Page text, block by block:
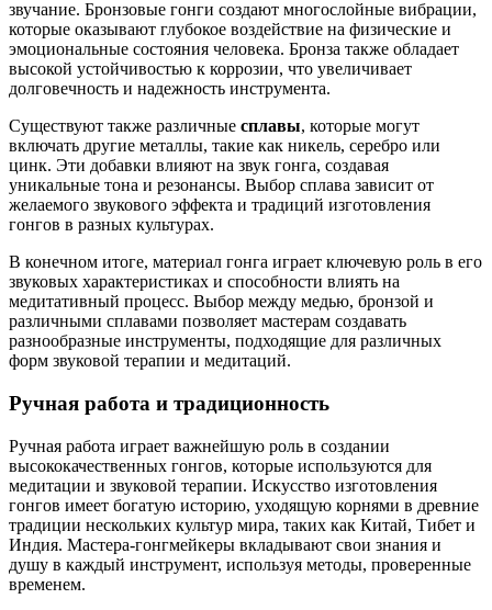
звучание. Бронзовые гонги создают многослойные вибрации,
которые оказывают глубокое воздействие на физические и
эмоциональные состояния человека. Бронза также обладает
высокой устойчивостью к коррозии, что увеличивает
долговечность и надежность инструмента.
Существуют также различные сплавы, которые могут
включать другие металлы, такие как никель, серебро или
цинк. Эти добавки влияют на звук гонга, создавая
уникальные тона и резонансы. Выбор сплава зависит от
желаемого звукового эффекта и традиций изготовления
гонгов в разных культурах.
В конечном итоге, материал гонга играет ключевую роль в его
звуковых характеристиках и способности влиять на
медитативный процесс. Выбор между медью, бронзой и
различными сплавами позволяет мастерам создавать
разнообразные инструменты, подходящие для различных
форм звуковой терапии и медитаций.
Ручная работа и традиционность
Ручная работа играет важнейшую роль в создании
высококачественных гонгов, которые используются для
медитации и звуковой терапии. Искусство изготовления
гонгов имеет богатую историю, уходящую корнями в древние
традиции нескольких культур мира, таких как Китай, Тибет и
Индия. Мастера-гонгмейкеры вкладывают свои знания и
душу в каждый инструмент, используя методы, проверенные
временем.